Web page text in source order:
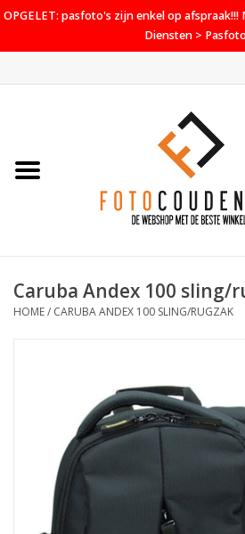
OPGELET: pasfoto's zijn enkel op
Diensten >
Home
PROMO
Caruba Andex 100 sling/
HOME/ CARUBA ANDEX 100 SLING/RUGZAK